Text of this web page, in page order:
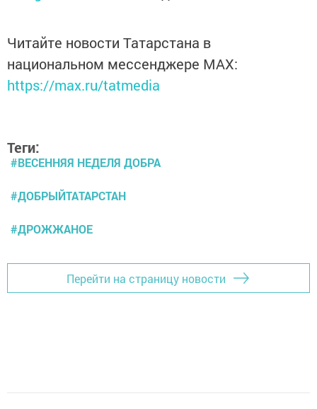
Читайте новости Татарстана в
национальном мессенджере MАХ:
https://max.ru/tatmedia
Теги:
#ВЕСЕННЯЯ НЕДЕЛЯ ДОБРА
#ДОБРЫЙТАТАРСТАН
#ДРОЖЖАНОЕ
Перейти на страницу новости